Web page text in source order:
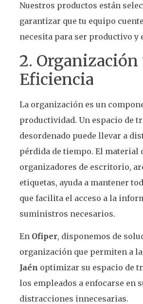
Nuestros productos están
garantizar que tu equipo
necesita para ser productivo y
2. Organización
Eficiencia
La organización es un
productividad. Un espacio de
desordenado puede llevar a
pérdida de tiempo. El material
organizadores de escritorio,
etiquetas, ayuda a mantener
que facilita el acceso a la
suministros necesarios.
En Ofiper, disponemos de
organización que permiten a
Jaén optimizar su espacio de
los empleados a enfocarse en
distracciones innecesarias.